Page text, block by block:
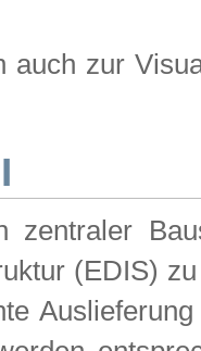
auch zur
zentraler
(EDIS)